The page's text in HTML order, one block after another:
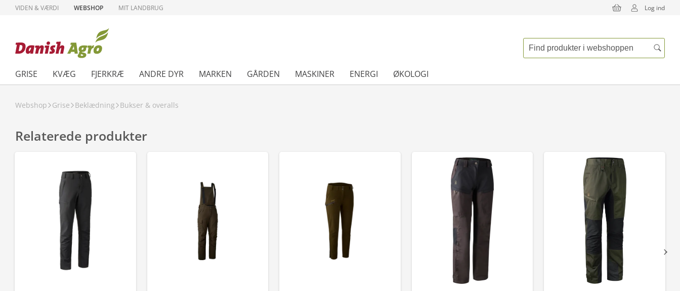
VIDEN & VÆRDI WEBSHOP MIT LANDBRUG Log ind
GRISE KVÆG FJERKRÆ ANDRE DYR MARKEN GÅRDEN MASKINER ENERGI ØKOLOGI
Webshop Grise Beklædning Bukser & overalls
Relaterede produkter